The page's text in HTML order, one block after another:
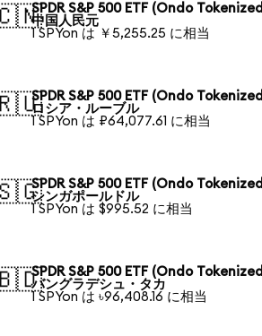
SPDR S&P 500 ETF (Ondo
中国人民元
1 SPYon は ￥5,255.25 に相当
SPDR S&P 500 ETF (Ondo
ロシア・ルーブル
1 SPYon は ₽64,077.61 に相当
SPDR S&P 500 ETF (Ondo
シンガポールドル
1 SPYon は $995.52 に相当
SPDR S&P 500 ETF (Ondo
バングラデシュ・タカ
1 SPYon は ৳96,408.16 に相当